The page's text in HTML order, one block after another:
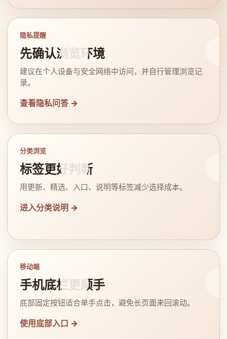
隐私提醒
先确认浏览环境
建议在个人设备与安全网络中访问，并自行管理浏览记
录。
查看隐私问答 →
分类浏览
标签更好判断
用更新、精选、入口、说明等标签减少选择成本。
进入分类说明 →
移动端
手机底栏更顺手
底部固定按钮适合单手点击，避免长页面来回滚动。
使用底部入口 →